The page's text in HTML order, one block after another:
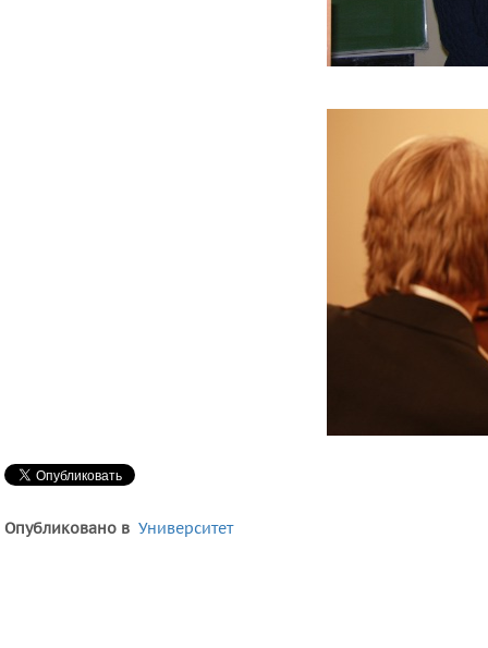
Опубликовано в Университет